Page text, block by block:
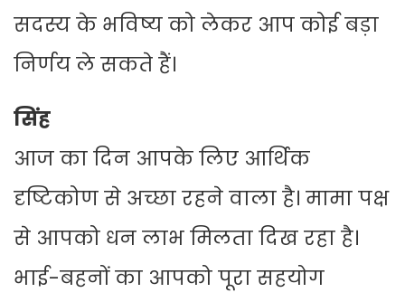
सदस्य के भविष्य को लेकर आप कोई बड़ा
निर्णय ले सकते हैं।
सिंह
आज का दिन आपके लिए आर्थिक
दृष्टिकोण से अच्छा रहने वाला है। मामा पक्ष
से आपको धन लाभ मिलता दिख रहा है।
भाई-बहनों का आपको पूरा सहयोग